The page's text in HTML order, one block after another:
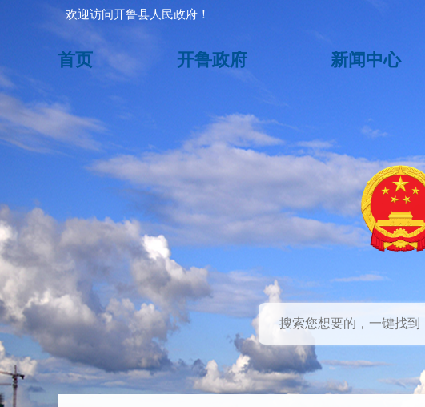
欢迎访问开鲁县人民政府！
首页 开鲁政府 新闻中心